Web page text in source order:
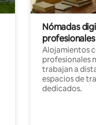
Nómadas
Alojamientos
profesionales
trabajan a
espacios de
dedicados.